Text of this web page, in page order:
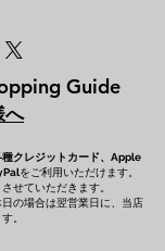
Guide
へ
クレジットカード、 Apple
をご利用いただけます。
せていただきます。
の場合は翌営業日に、当店
。